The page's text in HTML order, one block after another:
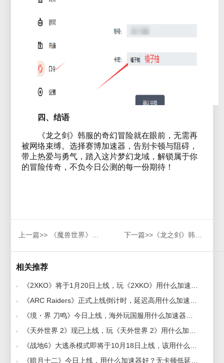
四、结语
《龙之剑》韩服的奇幻冒险就在眼前，无需再
被网络束缚。选择赛博加速器，告别卡顿与阻碍，
带上热爱与勇气，踏入这片梦幻龙域，解锁属于你
的冒险传奇，不负今日公测的每一份期待！
上一篇>> 《魔兽世界》泰坦重铸“时光”服终于上线！海外玩国服好用加速器推荐 下一篇>>《龙之剑》韩服即将上线，玩龙之剑用什么加速器好？好用加速器推荐
相关推荐